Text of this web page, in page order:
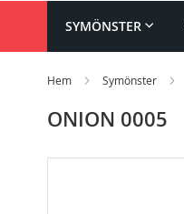
SYMÖNSTER
Hem Symönster
ONION 0005